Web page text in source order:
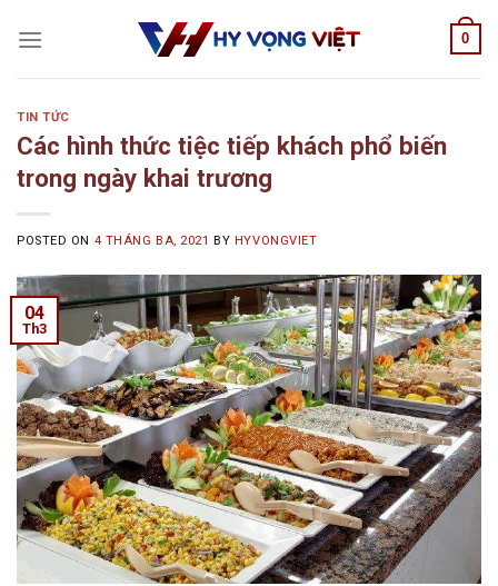
0
TIN TỨC
Các hình thức tiệc tiếp khách phổ biến
trong ngày khai trương
POSTED ON 4 THÁNG BA, 2021 BY HYVONGVIET
04
Th3